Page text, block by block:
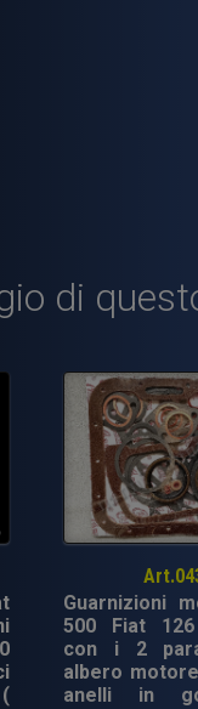
di
Guarnizioni
500 Fiat
con i 2
albero
anelli in